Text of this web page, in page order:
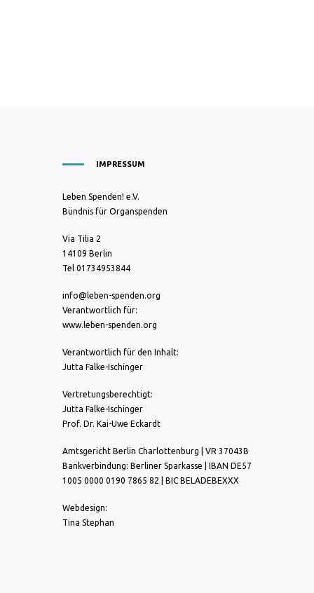
IMPRESSUM
Leben Spenden! e.V.
Bündnis für Organspenden
Via Tilia 2
14109 Berlin
Tel 01734953844
info@leben-spenden.org
Verantwortlich für:
www.leben-spenden.org
Verantwortlich für den Inhalt:
Jutta Falke-Ischinger
Vertretungsberechtigt:
Jutta Falke-Ischinger
Prof. Dr. Kai-Uwe Eckardt
Amtsgericht Berlin Charlottenburg | VR 37043B
Bankverbindung: Berliner Sparkasse | IBAN DE57
1005 0000 0190 7865 82 | BIC BELADEBEXXX
Webdesign:
Tina Stephan